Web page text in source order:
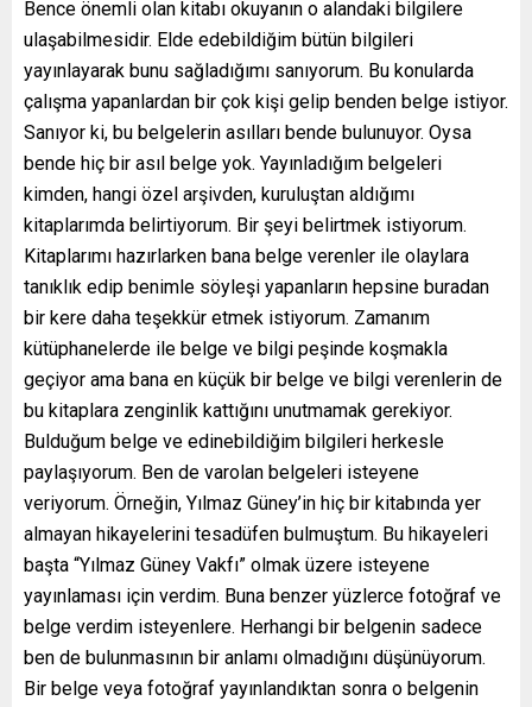
Bence önemli olan kitabı okuyanın o alandaki bilgilere
ulaşabilmesidir. Elde edebildiğim bütün bilgileri
yayınlayarak bunu sağladığımı sanıyorum. Bu konularda
çalışma yapanlardan bir çok kişi gelip benden belge istiyor.
Sanıyor ki, bu belgelerin asılları bende bulunuyor. Oysa
bende hiç bir asıl belge yok. Yayınladığım belgeleri
kimden, hangi özel arşivden, kuruluştan aldığımı
kitaplarımda belirtiyorum. Bir şeyi belirtmek istiyorum.
Kitaplarımı hazırlarken bana belge verenler ile olaylara
tanıklık edip benimle söyleşi yapanların hepsine buradan
bir kere daha teşekkür etmek istiyorum. Zamanım
kütüphanelerde ile belge ve bilgi peşinde koşmakla
geçiyor ama bana en küçük bir belge ve bilgi verenlerin de
bu kitaplara zenginlik kattığını unutmamak gerekiyor.
Bulduğum belge ve edinebildiğim bilgileri herkesle
paylaşıyorum. Ben de varolan belgeleri isteyene
veriyorum. Örneğin, Yılmaz Güney’in hiç bir kitabında yer
almayan hikayelerini tesadüfen bulmuştum. Bu hikayeleri
başta “Yılmaz Güney Vakfı” olmak üzere isteyene
yayınlaması için verdim. Buna benzer yüzlerce fotoğraf ve
belge verdim isteyenlere. Herhangi bir belgenin sadece
ben de bulunmasının bir anlamı olmadığını düşünüyorum.
Bir belge veya fotoğraf yayınlandıktan sonra o belgenin